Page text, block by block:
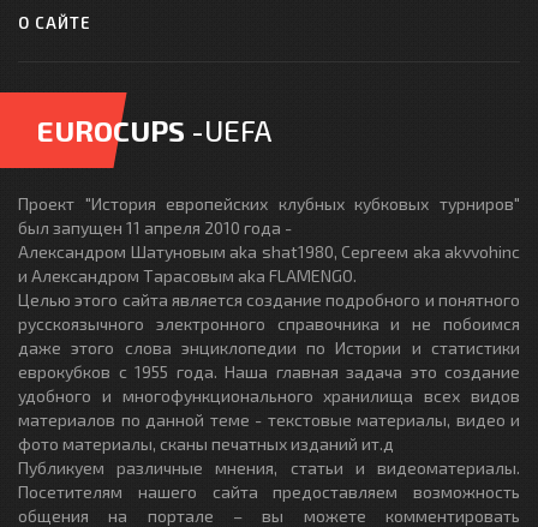
О САЙТЕ
EUROCUPS -UEFA
Проект "История европейских клубных кубковых турниров"
был запущен 11 апреля 2010 года -
Александром Шатуновым aka shat1980, Сергеем aka akvvohinc
и Александром Тарасовым aka FLAMENGO.
Целью этого сайта является создание подробного и понятного
русскоязычного электронного справочника и не побоимся
даже этого слова энциклопедии по Истории и статистики
еврокубков с 1955 года. Наша главная задача это создание
удобного и многофункционального хранилища всех видов
материалов по данной теме - текстовые материалы, видео и
фото материалы, сканы печатных изданий ит.д
Публикуем различные мнения, статьи и видеоматериалы.
Посетителям нашего сайта предоставляем возможность
общения на портале – вы можете комментировать